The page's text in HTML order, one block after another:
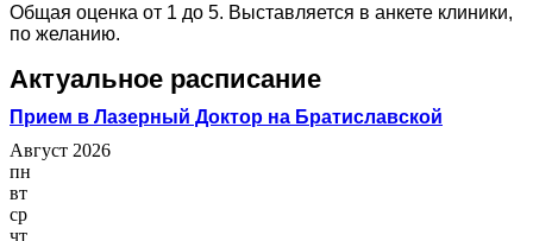
Общая оценка от 1 до 5. Выставляется в анкете клиники,
по желанию.
Актуальное расписание
Прием в Лазерный Доктор на Братиславской
Август 2026
пн
вт
ср
чт